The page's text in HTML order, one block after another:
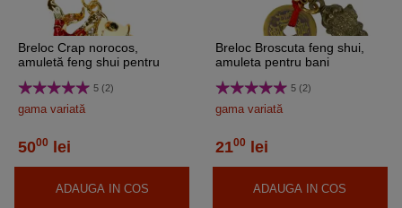
Breloc Crap norocos,
amuletă feng shui pentru
5 (2)
gama variată
5000 lei
ADAUGA IN COS
Breloc Broscuta feng shui,
amuleta pentru bani
5 (2)
gama variată
2100 lei
ADAUGA IN COS